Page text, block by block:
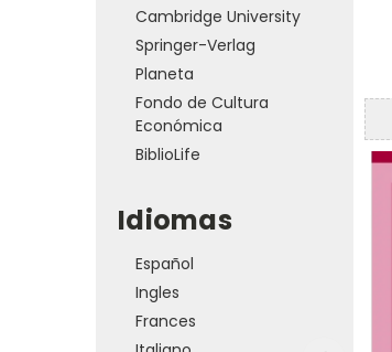
Cambridge University
Springer-Verlag
Planeta
Fondo de Cultura
Económica
BiblioLife
Idiomas
Español
Ingles
Frances